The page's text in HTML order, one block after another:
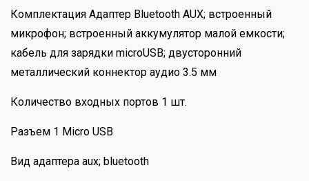
Комплектация Адаптер Bluetooth AUX; встроенный
микрофон; встроенный аккумулятор малой емкости;
кабель для зарядки microUSB; двусторонний
металлический коннектор аудио 3.5 мм
Количество входных портов 1 шт.
Разъем 1 Micro USB
Вид адаптера aux; bluetooth